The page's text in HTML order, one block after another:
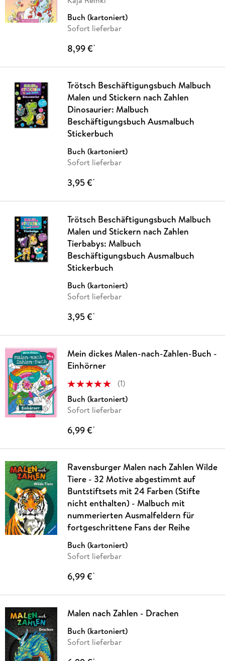
Buch (kartoniert)
Sofort lieferbar
8,99 €*
Trötsch Beschäftigungsbuch Malbuch
Malen und Stickern nach Zahlen
Dinosaurier: Malbuch
Beschäftigungsbuch Ausmalbuch
Stickerbuch
Buch (kartoniert)
Sofort lieferbar
3,95 €*
Trötsch Beschäftigungsbuch Malbuch
Malen und Stickern nach Zahlen
Tierbabys: Malbuch
Beschäftigungsbuch Ausmalbuch
Stickerbuch
Buch (kartoniert)
Sofort lieferbar
3,95 €*
Mein dickes Malen-nach-Zahlen-Buch -
Einhörner
(1)
Buch (kartoniert)
Sofort lieferbar
6,99 €*
Ravensburger Malen nach Zahlen Wilde
Tiere - 32 Motive abgestimmt auf
Buntstiftsets mit 24 Farben (Stifte
nicht enthalten) - Malbuch mit
nummerierten Ausmalfeldern für
fortgeschrittene Fans der Reihe
Buch (kartoniert)
Sofort lieferbar
6,99 €*
Malen nach Zahlen - Drachen
Buch (kartoniert)
Sofort lieferbar